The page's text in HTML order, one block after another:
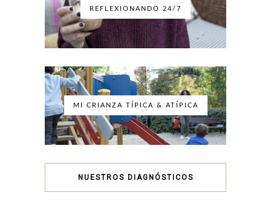
REFLEXIONANDO 24/7
MI CRIANZA TÍPICA & ATÍPICA
NUESTROS DIAGNÓSTICOS